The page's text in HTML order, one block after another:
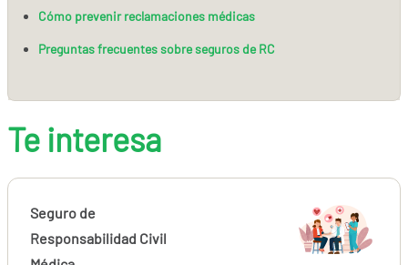
Cómo prevenir reclamaciones médicas
Preguntas frecuentes sobre seguros de RC
Te interesa
Seguro de
Responsabilidad Civil